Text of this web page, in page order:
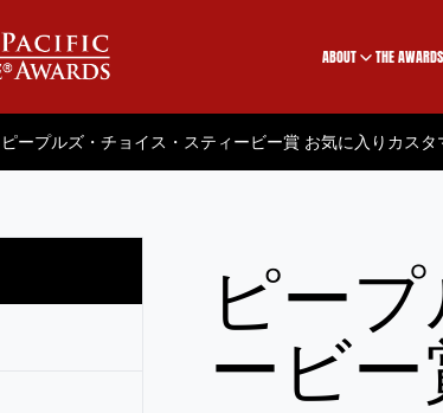
ABOUT THE AWARDS
ピープルズ・チョイス・スティービー賞 お気に入りカスタ
ピー
ービ